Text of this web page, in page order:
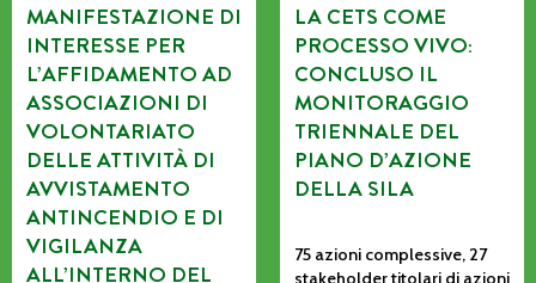
MANIFESTAZIONE DI
INTERESSE PER
L’AFFIDAMENTO AD
ASSOCIAZIONI DI
VOLONTARIATO
DELLE ATTIVITÀ DI
AVVISTAMENTO
ANTINCENDIO E DI
VIGILANZA
ALL’INTERNO DEL
LA CETS COME
PROCESSO VIVO:
CONCLUSO IL
MONITORAGGIO
TRIENNALE DEL
PIANO D’AZIONE
DELLA SILA
75 azioni complessive, 27
stakeholder titolari di azioni